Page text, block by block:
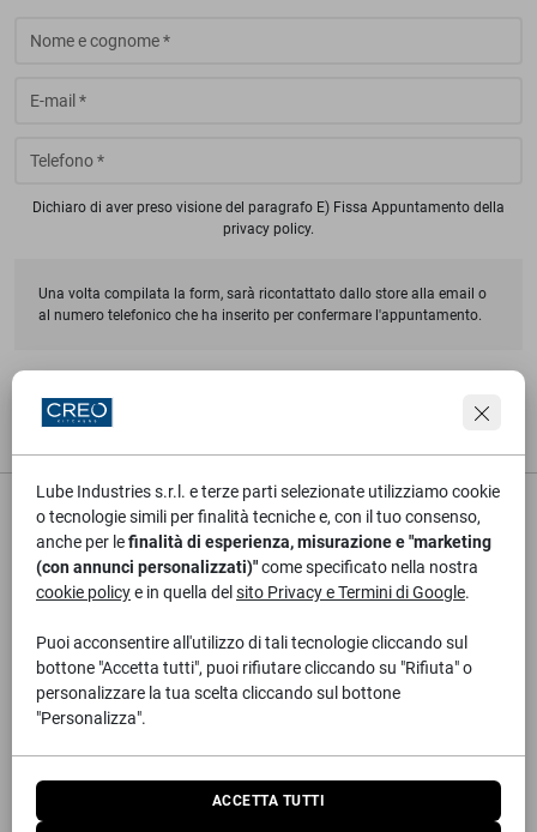
Dichiaro di aver preso visione del paragrafo E) Fissa Appuntamento della
privacy policy.
Una volta compilata la form, sarà ricontattato dallo store alla email o
al numero telefonico che ha inserito per confermare l'appuntamento.
LUBE INDUSTRIES SRL in qualità di titolare del sito si limita a
mettere a disposizione dei propri rivenditoriSUTTO DESIGN S.R.L.
ha alcun potere di controllo e vigilanza sui contenuti ivi inseriti né si
assume alcuna responsabilità relativamente a quanto viene ivi
pubblicato, rimanendo i rivenditoriSUTTO DESIGN S.R.L.
UNIPERSONALEunici ed esclusivi responsabili. Nessuna
responsabilità potrà essere ascritta dunque a
Si avverte infine che loghi e marchi riportati nella home page del
sito, gli elementi grafici, le immagini e i materiali presenti nel
Lube Industries s.r.l. e terze parti selezionate utilizziamo cookie
o tecnologie simili per finalità tecniche e, con il tuo consenso,
anche per lefinalità di esperienza, misurazione e "marketing
(con annunci personalizzati)"come specificato nella nostra
cookie policye in quella del sito Privacy e Termini di Google.
Puoi acconsentire all'utilizzo di tali tecnologie cliccando sul
bottone "Accetta tutti", puoi rifiutare cliccando su "Rifiuta" o
personalizzare la tua scelta cliccando sul bottone
"Personalizza".
ACCETTA TUTTI